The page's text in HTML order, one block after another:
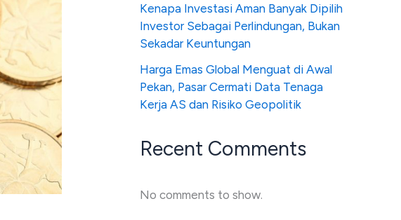
Kenapa Investasi Aman Banyak Dipilih
Investor Sebagai Perlindungan, Bukan
Sekadar Keuntungan
Harga Emas Global Menguat di Awal
Pekan, Pasar Cermati Data Tenaga
Kerja AS dan Risiko Geopolitik
Recent Comments
No comments to show.